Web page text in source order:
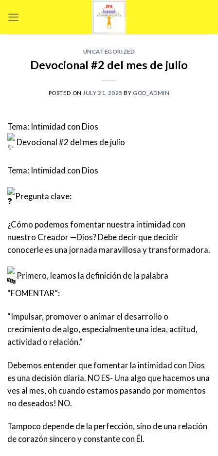
UNCATEGORIZED
Devocional #2 del mes de julio
POSTED ON JULY 21, 2025 BY GOD_ADMIN
Tema: Intimidad con Dios
Devocional #2 del mes de julio
Tema: Intimidad con Dios
Pregunta clave:
¿Cómo podemos fomentar nuestra intimidad con
nuestro Creador —Dios? Debe decir que decidir
conocerle es una jornada maravillosa y transformadora.
Primero, leamos la definición de la palabra
“FOMENTAR”:
“Impulsar, promover o animar el desarrollo o
crecimiento de algo, especialmente una idea, actitud,
actividad o relación.”
Debemos entender que fomentar la intimidad con Dios
es una decisión diaria. NO ES- Una algo que hacemos una
ves al mes, oh cuando estamos pasando por momentos
no deseados! NO.
Tampoco depende de la perfección, sino de una relación
de corazón sincero y constante con Él.